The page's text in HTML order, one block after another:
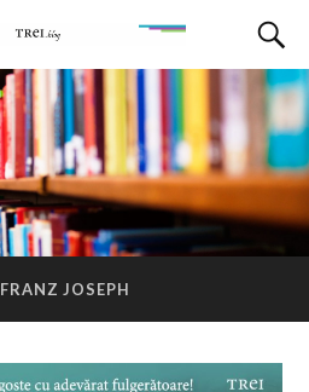
FRANZ JOSEPH